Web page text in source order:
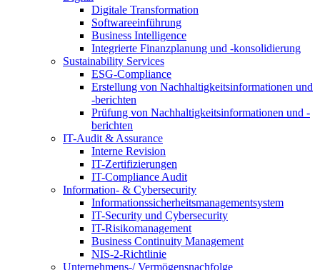
Digitale Transformation
Softwareeinführung
Business Intelligence
Integrierte Finanzplanung und -konsolidierung
Sustainability Services
ESG-Compliance
Erstellung von Nachhaltigkeitsinformationen und
-berichten
Prüfung von Nachhaltigkeitsinformationen und -
berichten
IT-Audit & Assurance
Interne Revision
IT-Zertifizierungen
IT-Compliance Audit
Information- & Cybersecurity
Informationssicherheitsmanagementsystem
IT-Security und Cybersecurity
IT-Risikomanagement
Business Continuity Management
NIS-2-Richtlinie
Unternehmens-/Vermögensnachfolge